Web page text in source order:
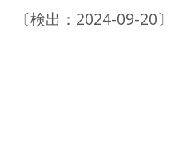
〔検出：2024-09-20〕